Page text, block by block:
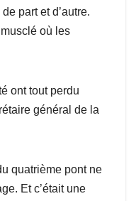
part et d’autre.
où les
ont tout perdu
général de la
quatrième pont ne
Et c’était une